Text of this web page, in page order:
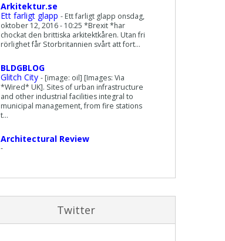
Arkitektur.se
Ett farligt glapp - Ett farligt glapp onsdag,
oktober 12, 2016 - 10:25 *Brexit *har
chockat den brittiska arkitektkåren. Utan fri
rörlighet får Storbritannien svårt att fort...
BLDGBLOG
Glitch City - [image: oil] [Images: Via
*Wired* UK]. Sites of urban infrastructure
and other industrial facilities integral to
municipal management, from fire stations
t...
Architectural Review
-
Twitter